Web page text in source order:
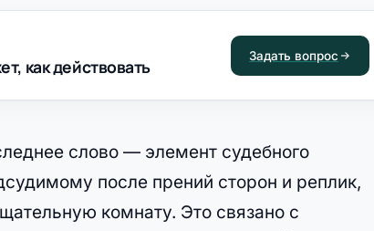
как действовать
Задать вопрос
слово — элемент судебного
после прений сторон и реплик,
комнату. Это связано с